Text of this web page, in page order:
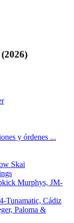
y órdenes ...
Skai
Murphys, JM-
Tunamatic, Cádiz
Paloma &